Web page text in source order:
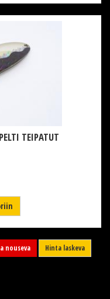
TEIPATUT
nouseva Hinta laskeva